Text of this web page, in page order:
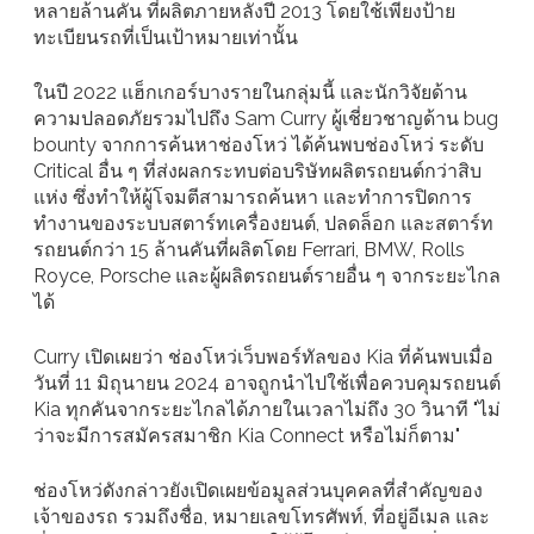
หลายล้านคัน ที่ผลิตภายหลังปี 2013 โดยใช้เพียงป้าย
ทะเบียนรถที่เป็นเป้าหมายเท่านั้น
ในปี 2022 แฮ็กเกอร์บางรายในกลุ่มนี้ และนักวิจัยด้าน
ความปลอดภัยรวมไปถึง Sam Curry ผู้เชี่ยวชาญด้าน bug
bounty จากการค้นหาช่องโหว่ ได้ค้นพบช่องโหว่ ระดับ
Critical อื่น ๆ ที่ส่งผลกระทบต่อบริษัทผลิตรถยนต์กว่าสิบ
แห่ง ซึ่งทำให้ผู้โจมตีสามารถค้นหา และทำการปิดการ
ทำงานของระบบสตาร์ทเครื่องยนต์, ปลดล็อก และสตาร์ท
รถยนต์กว่า 15 ล้านคันที่ผลิตโดย Ferrari, BMW, Rolls
Royce, Porsche และผู้ผลิตรถยนต์รายอื่น ๆ จากระยะไกล
ได้
Curry เปิดเผยว่า ช่องโหว่เว็บพอร์ทัลของ Kia ที่ค้นพบเมื่อ
วันที่ 11 มิถุนายน 2024 อาจถูกนำไปใช้เพื่อควบคุมรถยนต์
Kia ทุกคันจากระยะไกลได้ภายในเวลาไม่ถึง 30 วินาที "ไม่
ว่าจะมีการสมัครสมาชิก Kia Connect หรือไม่ก็ตาม"
ช่องโหว่ดังกล่าวยังเปิดเผยข้อมูลส่วนบุคคลที่สำคัญของ
เจ้าของรถ รวมถึงชื่อ, หมายเลขโทรศัพท์, ที่อยู่อีเมล และ